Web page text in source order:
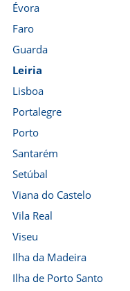
Évora
Faro
Guarda
Leiria
Lisboa
Portalegre
Porto
Santarém
Setúbal
Viana do Castelo
Vila Real
Viseu
Ilha da Madeira
Ilha de Porto Santo